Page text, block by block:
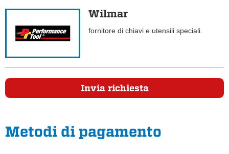
Wilmar
fornitore di chiavi e utensili speciali.
Invia richiesta
Metodi di pagamento